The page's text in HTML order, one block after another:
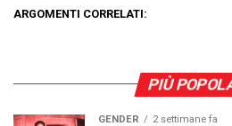
ARGOMENTI CORRELATI:
PIÙ
GENDER 2 settimane fa